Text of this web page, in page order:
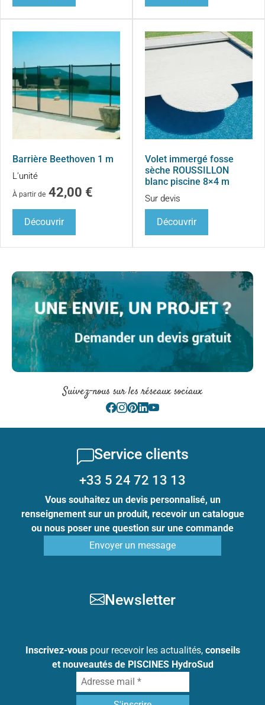
Barrière Beethoven 1 m
L'unité
À partir de 42,00 €
Découvrir
Volet immergé fosse
sèche ROUSSILLON
blanc piscine 8×4 m
Sur devis
Découvrir
Suivez-nous sur les réseaux sociaux
Service clients
+33 5 24 72 13 13
Vous souhaitez un devis personnalisé, un
renseignement sur un produit, recevoir un catalogue
ou nous poser une question sur une commande
Envoyer un message
Newsletter
Inscrivez-vouspour recevoir les actualités, conseils
et nouveautés de PISCINES HydroSud